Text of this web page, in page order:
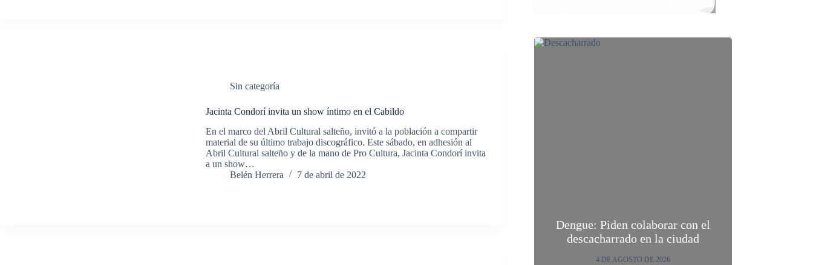
Sin categoría
Jacinta Condorí invita un show íntimo en el Cabildo
En el marco del Abril Cultural salteño, invitó a la población a compartir
material de su último trabajo discográfico. Este sábado, en adhesión al
Abril Cultural salteño y de la mano de Pro Cultura, Jacinta Condorí invita
a un show…
Belén Herrera
7 de abril de 2022
Dengue: Piden colaborar con el
descacharrado en la ciudad
4 DE AGOSTO DE 2026